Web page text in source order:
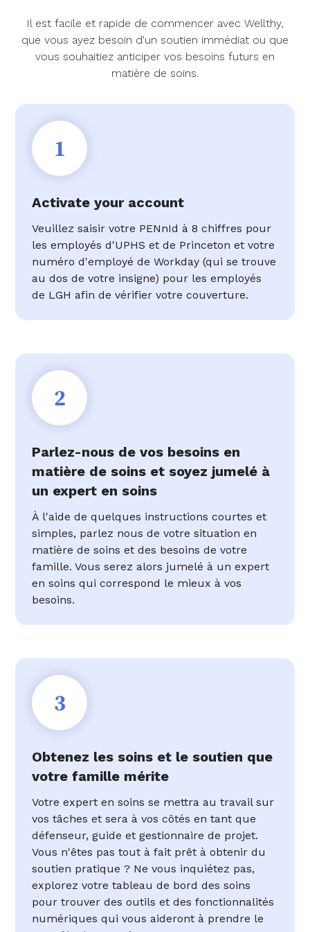
Il est facile et rapide de commencer avec Wellthy,
que vous ayez besoin d'un soutien immédiat ou que
vous souhaitiez anticiper vos besoins futurs en
matière de soins.
1
Activate your account
Veuillez saisir votre PENnId à 8 chiffres pour
les employés d'UPHS et de Princeton et votre
numéro d'employé de Workday (qui se trouve
au dos de votre insigne) pour les employés
de LGH afin de vérifier votre couverture.
2
Parlez-nous de vos besoins en
matière de soins et soyez jumelé à
un expert en soins
À l'aide de quelques instructions courtes et
simples, parlez nous de votre situation en
matière de soins et des besoins de votre
famille. Vous serez alors jumelé à un expert
en soins qui correspond le mieux à vos
besoins.
3
Obtenez les soins et le soutien que
votre famille mérite
Votre expert en soins se mettra au travail sur
vos tâches et sera à vos côtés en tant que
défenseur, guide et gestionnaire de projet.
Vous n'êtes pas tout à fait prêt à obtenir du
soutien pratique ? Ne vous inquiétez pas,
explorez votre tableau de bord des soins
pour trouver des outils et des fonctionnalités
numériques qui vous aideront à prendre le